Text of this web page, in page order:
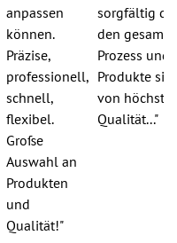
anpassen
können.
Präzise,
professionell,
schnell,
flexibel.
Große
Auswahl an
Produkten
und
Qualität!"
sorgfältig
den
Prozess und
Produkte
von höchster
Qualität..."